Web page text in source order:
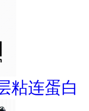
粘连蛋白